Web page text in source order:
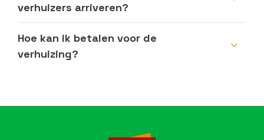
verhuizers arriveren?
Hoe kan ik betalen voor de
verhuizing?